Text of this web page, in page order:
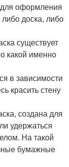
для оформления
доска, либо
существует
какой именно
в зависимости
красить стену
создана для
удержаться
На такой
бумажные